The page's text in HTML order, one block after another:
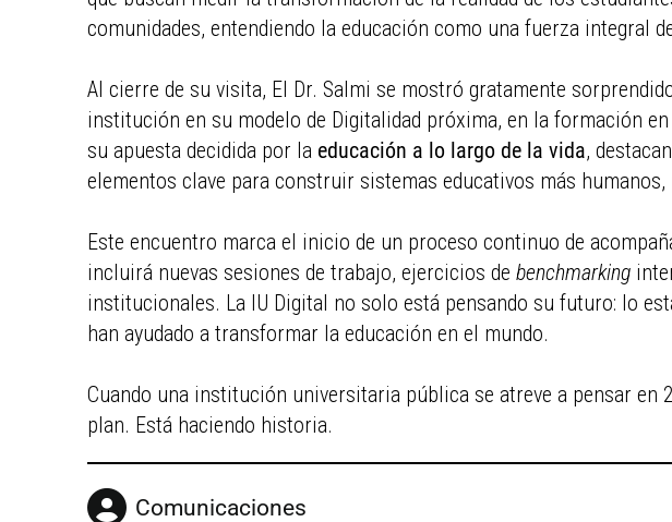
comunidades, entendiendo la educación como una fuerza integral
Al cierre de su visita, El Dr. Salmi se mostró gratamente
institución en su modelo de Digitalidad próxima, en la formación en
su apuesta decidida por la educación a lo largo de la vida,
elementos clave para construir sistemas educativos más
Este encuentro marca el inicio de un proceso continuo de
incluirá nuevas sesiones de trabajo, ejercicios de benchmarking
institucionales. La IU Digital no solo está pensando su futuro: lo
han ayudado a transformar la educación en el mundo.
Cuando una institución universitaria pública se atreve a pensar en
plan. Está haciendo historia.
Comunicaciones